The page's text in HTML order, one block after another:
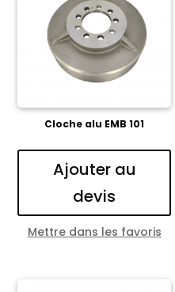
Cloche alu EMB 101
Ajouter au
devis
Mettre dans les favoris